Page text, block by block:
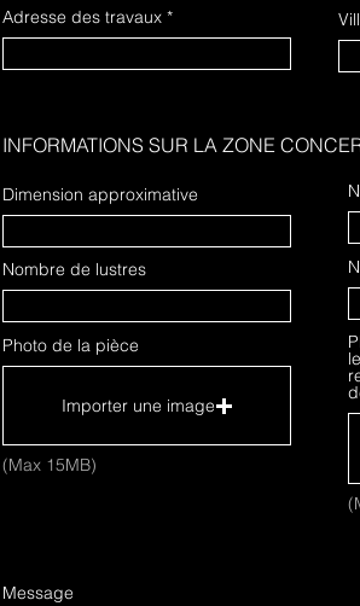
Adresse des travaux
INFORMATIONS SUR LA ZONE
Dimension approximative
Nombre de lustres
Photo de la pièce
Importer une image
(Max 15MB)
Message